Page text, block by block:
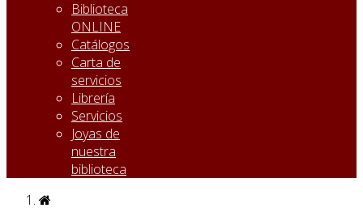
Biblioteca
ONLINE
Catálogos
Carta de
servicios
Librería
Servicios
Joyas de
nuestra
biblioteca